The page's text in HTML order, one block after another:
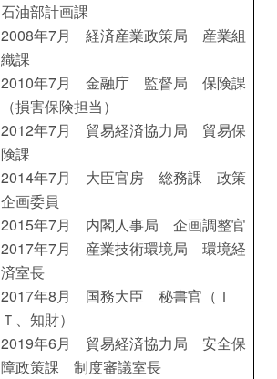
石油部計画課
2008年7月 経済産業政策局 産業組
織課
2010年7月 金融庁 監督局 保険課
（損害保険担当）
2012年7月 貿易経済協力局 貿易保
険課
2014年7月 大臣官房 総務課 政策
企画委員
2015年7月 内閣人事局 企画調整官
2017年7月 産業技術環境局 環境経
済室長
2017年8月 国務大臣 秘書官（Ｉ
Ｔ、知財）
2019年6月 貿易経済協力局 安全保
障政策課 制度審議室長